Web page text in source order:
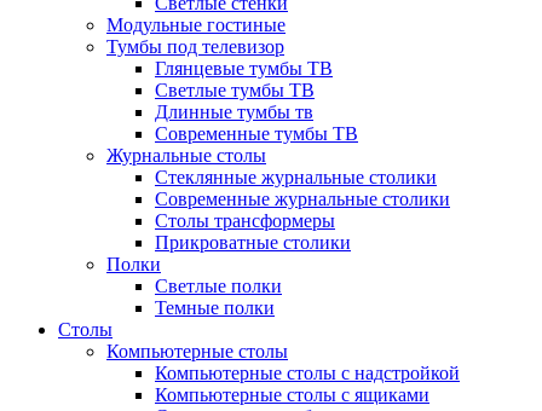
Модульные гостиные
Тумбы под телевизор
Глянцевые тумбы ТВ
Светлые тумбы ТВ
Длинные тумбы тв
Современные тумбы ТВ
Журнальные столы
Стеклянные журнальные столики
Современные журнальные столики
Столы трансформеры
Прикроватные столики
Полки
Светлые полки
Темные полки
Столы
Компьютерные столы
Компьютерные столы с надстройкой
Компьютерные столы с ящиками